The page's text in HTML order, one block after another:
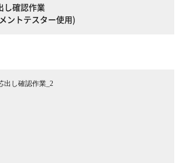
し確認作業
ントテスター使用)